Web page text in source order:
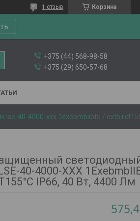
Корзина
1 отзыв
+375 (44) 568-98-58
+375 (29) 650-57-68
40-4000-XXX
IP66, 40 Вт, 4400 Лм